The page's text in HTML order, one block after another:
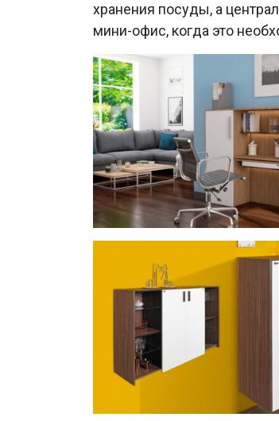
хранения посуды, а
мини-офис, когда это